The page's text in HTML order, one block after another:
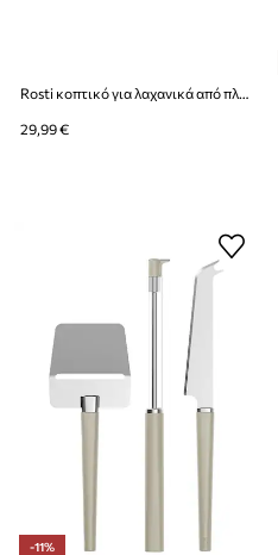
Rosti κοπτικό για λαχανικά από πλαστικό
29,99 €
-11%